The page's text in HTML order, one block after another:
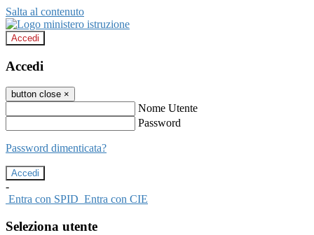
Salta al contenuto
Accedi
Accedi
button close ×
Nome Utente
Password
Password dimenticata?
-
Entra con SPID Entra con CIE
Seleziona utente